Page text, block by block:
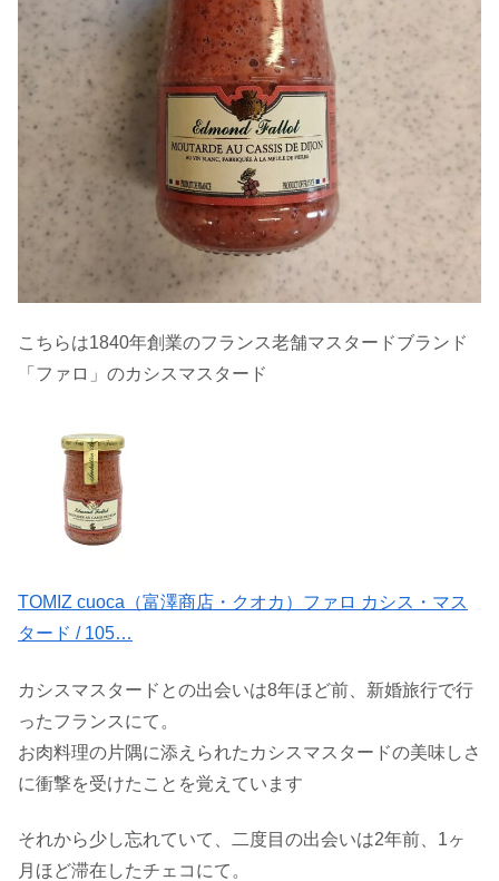
こちらは1840年創業のフランス老舗マスタードブランド
「ファロ」のカシスマスタード
TOMIZ cuoca（富澤商店・クオカ）ファロ カシス・マス
タード / 105…
カシスマスタードとの出会いは8年ほど前、新婚旅行で行
ったフランスにて。
お肉料理の片隅に添えられたカシスマスタードの美味しさ
に衝撃を受けたことを覚えています
それから少し忘れていて、二度目の出会いは2年前、1ヶ
月ほど滞在したチェコにて。